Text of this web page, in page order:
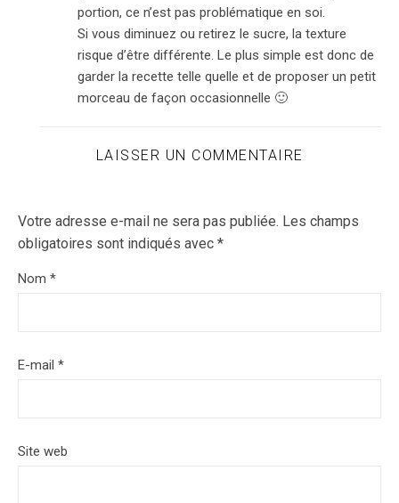
portion, ce n’est pas problématique en soi.
Si vous diminuez ou retirez le sucre, la texture
risque d’être différente. Le plus simple est donc de
garder la recette telle quelle et de proposer un petit
morceau de façon occasionnelle 🙂
LAISSER UN COMMENTAIRE
Votre adresse e-mail ne sera pas publiée. Les champs
obligatoires sont indiqués avec *
Nom *
E-mail *
Site web